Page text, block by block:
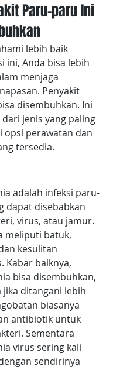
Paru-paru Ini
lebih baik
ini, Anda bisa lebih
menjaga
Penyakit
disembuhkan. Ini
jenis yang paling
opsi perawatan dan
tersedia.
adalah infeksi paru-
dapat disebabkan
virus, atau jamur.
meliputi batuk,
kesulitan
Kabar baiknya,
bisa disembuhkan,
ditangani lebih
biasanya
antibiotik untuk
Sementara
virus sering kali
sendirinya